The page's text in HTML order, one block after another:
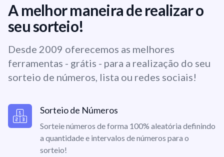
A melhor maneira de realizar o
seu sorteio!
Desde 2009 oferecemos as melhores
ferramentas - grátis - para a realização do seu
sorteio de números, lista ou redes sociais!
Sorteio de Números
Sorteie números de forma 100% aleatória definindo
a quantidade e intervalos de números para o
sorteio!